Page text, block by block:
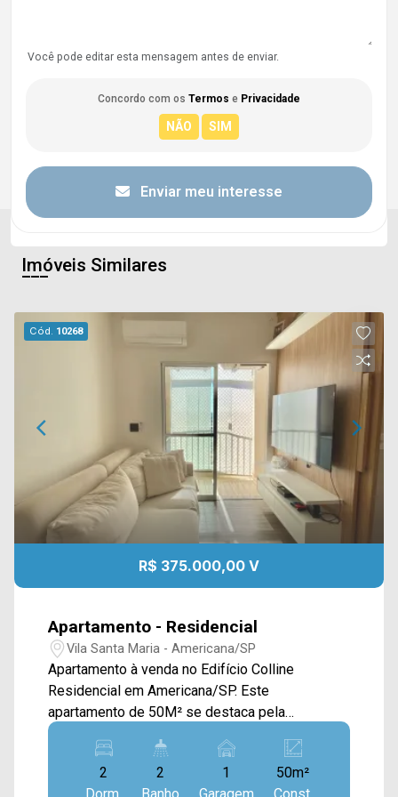
Você pode editar esta mensagem antes de enviar.
Concordo com os Termos e Privacidade
Enviar meu interesse
Imóveis Similares
Cód. 10268
R$ 375.000,00 V
Apartamento - Residencial
Vila Santa Maria - Americana/SP
Apartamento à venda no Edifício Colline
Residencial em Americana/SP. Este
apartamento de 50M² se destaca pela
funcionalidade, com ambientes integrados e
bem planejados para o cotidiano. A sala de estar
e jantar se conecta de forma harmoniosa à
2
2
1
50m²